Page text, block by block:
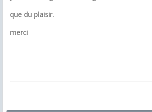
que du plaisir.
merci